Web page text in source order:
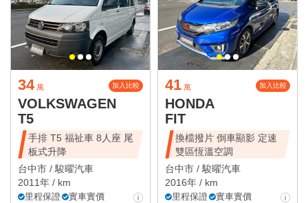
34 萬 加入比較
VOLKSWAGEN
T5
手排 T5 福祉車 8人座 尾
板式升降
台中市 /駿曜汽車
2011年 / km
里程保證
實車實價
41 萬 加入比較
HONDA
FIT
換檔撥片 倒車顯影 定速
雙區恆溫空調
台中市 /駿曜汽車
2016年 / km
里程保證
實車實價